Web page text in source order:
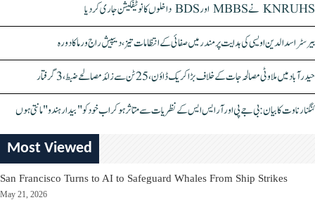
KNRUHS نے MBBS اور BDS داخلوں کا نوٹیفکیشن جاری کر دیا
بیرسٹر اسدالدین اویسی کی ہدایت پر مندر میں صفائی کے انتظامات تیز، دیپیش راج ورما کا دورہ
حیدرآباد میں ملاوٹی مصالحہ جات کے خلاف بڑا کریک ڈاؤن، 25 ٹن سے زائد مصالحے ضبط، 3 گرفتار
کنگنا رناوت کا بیان: بی جے پی اور آر ایس ایس کے نظریات سے متاثر ہو کر اب خود کو "بیدار ہندو" مانتی ہوں
Most Viewed
San Francisco Turns to AI to Safeguard Whales From Ship Strikes
May 21, 2026